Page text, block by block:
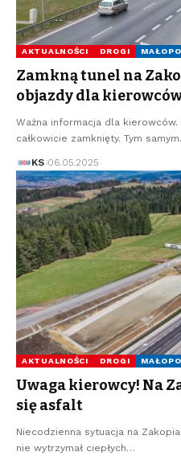
AKTUALNOŚCI DROGI
Zamkną tunel na
objazdy dla
Ważna informacja dla
całkowicie zamknięty. Tym
KS 06.05.2025
AKTUALNOŚCI DROGI
Uwaga kierowcy! Na
się asfalt
Niecodzienna sytuacja na
nie wytrzymał ciepłych…